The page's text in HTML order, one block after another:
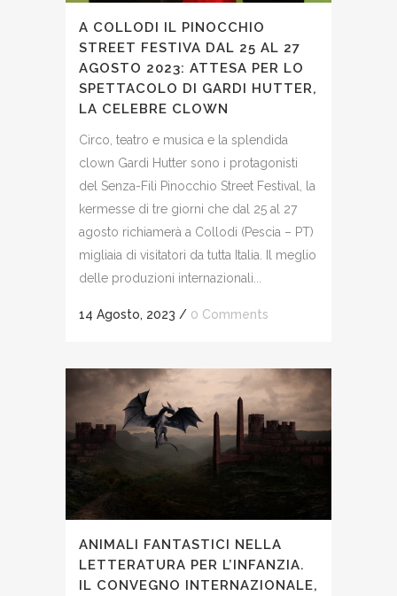
A COLLODI IL PINOCCHIO
STREET FESTIVA DAL 25 AL 27
AGOSTO 2023: ATTESA PER LO
SPETTACOLO DI GARDI HUTTER,
LA CELEBRE CLOWN
Circo, teatro e musica e la splendida
clown Gardi Hutter sono i protagonisti
del Senza-Fili Pinocchio Street Festival, la
kermesse di tre giorni che dal 25 al 27
agosto richiamerà a Collodi (Pescia – PT)
migliaia di visitatori da tutta Italia. Il meglio
delle produzioni internazionali...
14 Agosto, 2023 / 0 Comments
ANIMALI FANTASTICI NELLA
LETTERATURA PER L’INFANZIA.
IL CONVEGNO INTERNAZIONALE,